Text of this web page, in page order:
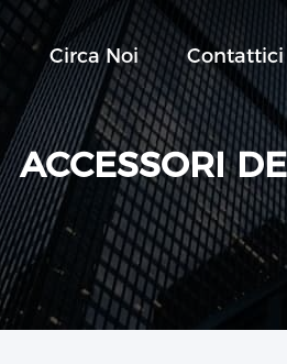
Circa Noi Contattici
ACCESSORI